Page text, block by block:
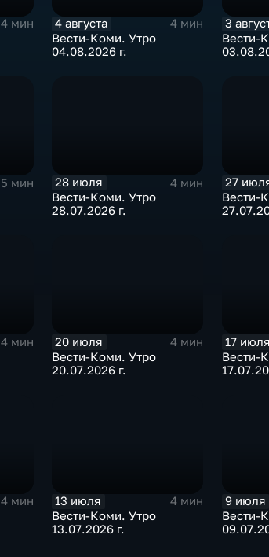
4 мин
4 августа
4 мин
Вести-Коми. Утро
04.08.2026 г.
3
Вести-
5 мин
28 июля
4 мин
Вести-Коми. Утро
28.07.2026 г.
27
Вести-
4 мин
20 июля
4 мин
Вести-Коми. Утро
20.07.2026 г.
17 июля
Вести-
4 мин
13 июля
4 мин
Вести-Коми. Утро
13.07.2026 г.
9 июля
Вести-